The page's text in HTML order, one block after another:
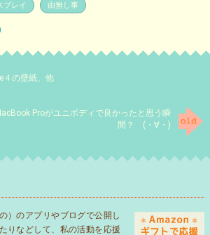
プレイ 由無し事
４の壁紙、他
Proがユニボディで良かったと思う瞬
間？ (・∀・)
）のアプリやブログで公開し
りなどして、私の活動を応援